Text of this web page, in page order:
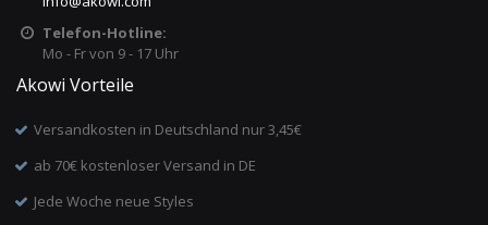
Telefon-Hotline:
Mo - Fr von 9 - 17 Uhr
Akowi Vorteile
Versandkosten in Deutschland nur 3,45€
ab 70€ kostenloser Versand in DE
Jede Woche neue Styles